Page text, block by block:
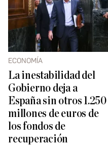
ECONOMÍA
La inestabilidad del
Gobierno deja a
España sin otros 1.250
millones de euros de
los fondos de
recuperación